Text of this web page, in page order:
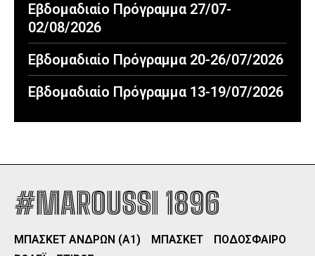
Εβδομαδιαίο Πρόγραμμα 27/07-
02/08/2026
Εβδομαδιαίο Πρόγραμμα 20-26/07/2026
Εβδομαδιαίο Πρόγραμμα 13-19/07/2026
#MAROUSSI 1896
ΜΠΑΣΚΕΤ ΑΝΔΡΩΝ (Α1) ΜΠΑΣΚΕΤ
ΠΟΔΟΣΦΑΙΡΟ